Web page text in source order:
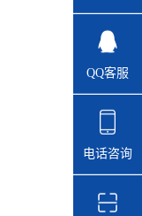
QQ客服
电话咨询